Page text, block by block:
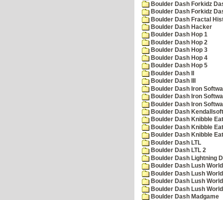
Boulder Dash Forkidz
Boulder Dash Forkidz
Boulder Dash Fractal
Boulder Dash Hacker
Boulder Dash Hop 1
Boulder Dash Hop 2
Boulder Dash Hop 3
Boulder Dash Hop 4
Boulder Dash Hop 5
Boulder Dash II
Boulder Dash III
Boulder Dash Iron
Boulder Dash Iron
Boulder Dash Iron
Boulder Dash
Boulder Dash Knibble
Boulder Dash Knibble
Boulder Dash Knibble
Boulder Dash LTL
Boulder Dash LTL 2
Boulder Dash Lightning
Boulder Dash Lush
Boulder Dash Lush
Boulder Dash Lush
Boulder Dash Lush
Boulder Dash Madgame